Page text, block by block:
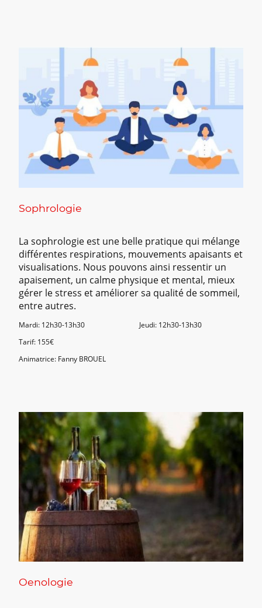
Sophrologie
La sophrologie est une belle pratique qui mélange
différentes respirations, mouvements apaisants et
visualisations. Nous pouvons ainsi ressentir un
apaisement, un calme physique et mental, mieux
gérer le stress et améliorer sa qualité de sommeil,
entre autres.
Mardi: 12h30-13h30 Jeudi: 12h30-13h30
Tarif: 155€
Animatrice: Fanny BROUEL
Oenologie